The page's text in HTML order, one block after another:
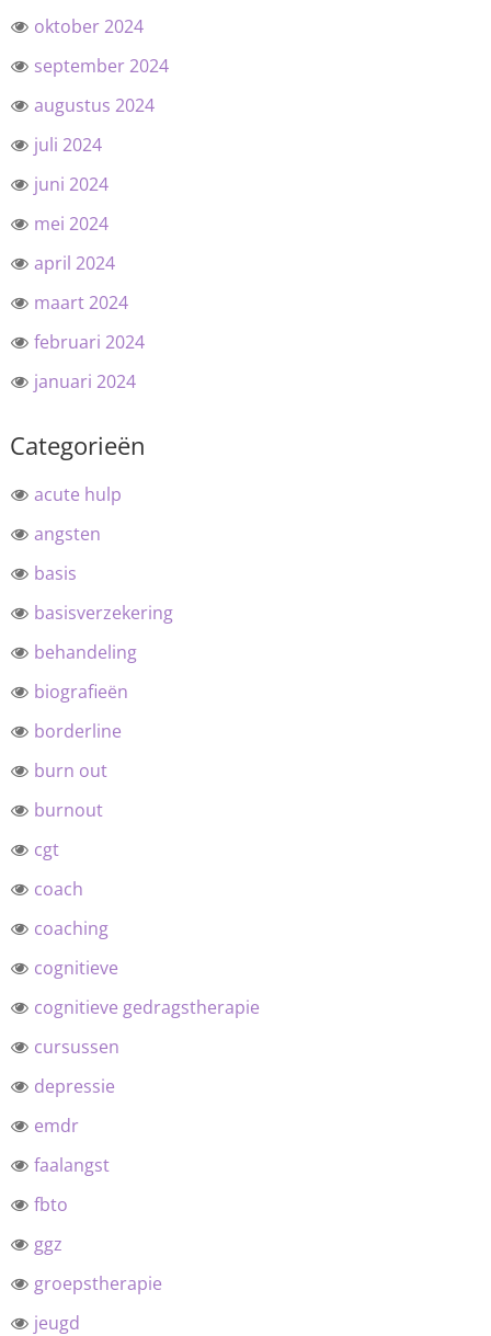
oktober 2024
september 2024
augustus 2024
juli 2024
juni 2024
mei 2024
april 2024
maart 2024
februari 2024
januari 2024
Categorieën
acute hulp
angsten
basis
basisverzekering
behandeling
biografieën
borderline
burn out
burnout
cgt
coach
coaching
cognitieve
cognitieve gedragstherapie
cursussen
depressie
emdr
faalangst
fbto
ggz
groepstherapie
jeugd